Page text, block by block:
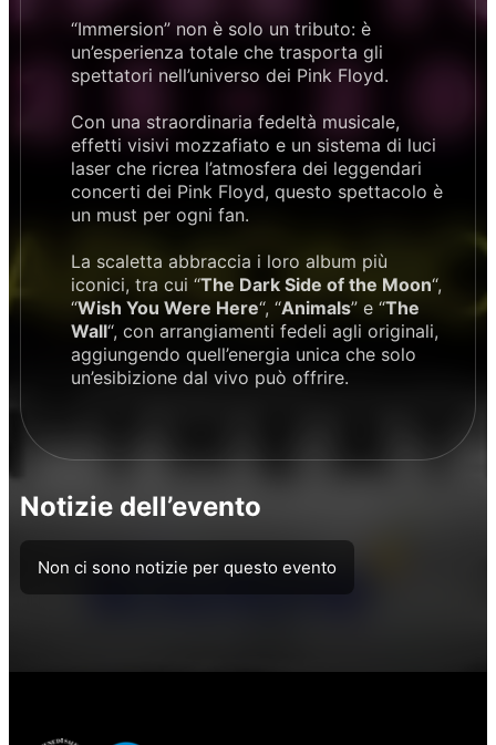
“Immersion” non è solo un tributo: è
un’esperienza totale che trasporta gli
spettatori nell’universo dei Pink Floyd.
Con una straordinaria fedeltà musicale,
effetti visivi mozzafiato e un sistema di luci
laser che ricrea l’atmosfera dei leggendari
concerti dei Pink Floyd, questo spettacolo è
un must per ogni fan.
La scaletta abbraccia i loro album più
iconici, tra cui “The Dark Side of the Moon“,
“Wish You Were Here“, “Animals” e “The
Wall“, con arrangiamenti fedeli agli originali,
aggiungendo quell’energia unica che solo
un’esibizione dal vivo può offrire.
Notizie dell’evento
Non ci sono notizie per questo evento